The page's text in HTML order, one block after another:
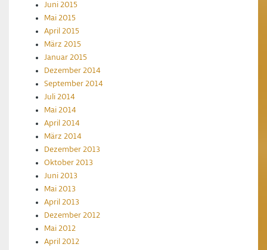
Juni 2015
Mai 2015
April 2015
März 2015
Januar 2015
Dezember 2014
September 2014
Juli 2014
Mai 2014
April 2014
März 2014
Dezember 2013
Oktober 2013
Juni 2013
Mai 2013
April 2013
Dezember 2012
Mai 2012
April 2012